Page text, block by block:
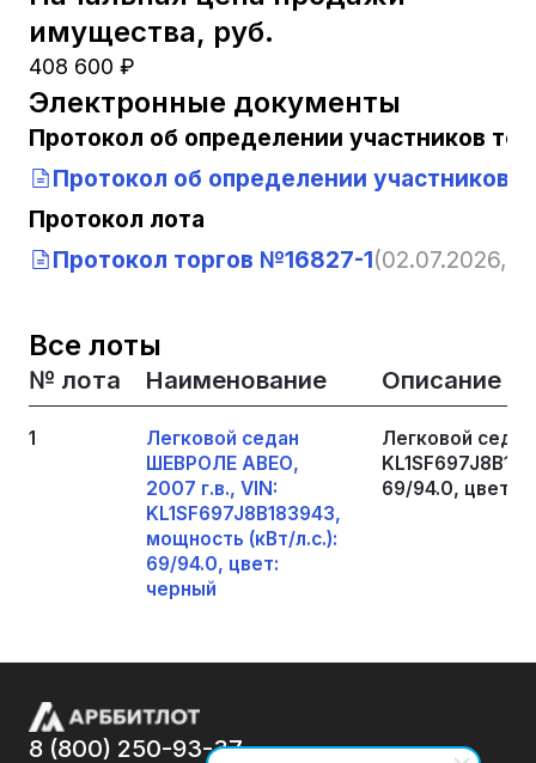
имущества, руб.
408 600 ₽
Электронные документы
Протокол об определении участников
Протокол об определении участников
Протокол лота
Протокол торгов №16827-1(02.07.2026,
Все лоты
№ лота Наименование Описание
1
Легковой седан
ШЕВРОЛЕ АВЕО,
2007 г.в., VIN:
KL1SF697J8B183943,
мощность (кВт/л.с.):
69/94.0, цвет:
черный
Легковой
69/94.0, цвет:
8 (800) 250-93-37